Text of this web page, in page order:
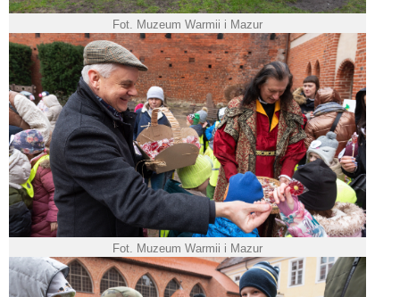
Fot. Muzeum Warmii i Mazur
Fot. Muzeum Warmii i Mazur